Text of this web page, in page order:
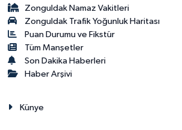
Zonguldak Namaz Vakitleri
Zonguldak Trafik Yoğunluk Haritası
Puan Durumu ve Fikstür
Tüm Manşetler
Son Dakika Haberleri
Haber Arşivi
Künye